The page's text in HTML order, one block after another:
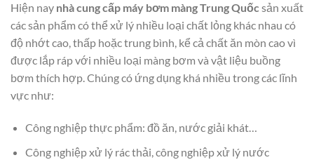
Hiện nay nhà cung cấp máy bơm màng Trung Quốcsản xuất
các sản phẩm có thể xử lý nhiều loại chất lỏng khác nhau có
độ nhớt cao, thấp hoặc trung bình, kể cả chất ăn mòn cao vì
được lắp ráp với nhiều loại màng bơm và vật liệu buồng
bơm thích hợp. Chúng có ứng dụng khá nhiều trong các lĩnh
vực như:
Công nghiệp thực phẩm: đồ ăn, nước giải khát…
Công nghiệp xử lý rác thải, công nghiệp xử lý nước